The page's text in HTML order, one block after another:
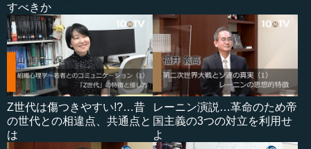
すべきか
Z世代は傷つきやすい!?…昔
の世代との相違点、共通点と
は
レーニン演説…革命のため帝
国主義の3つの対立を利用せ
よ